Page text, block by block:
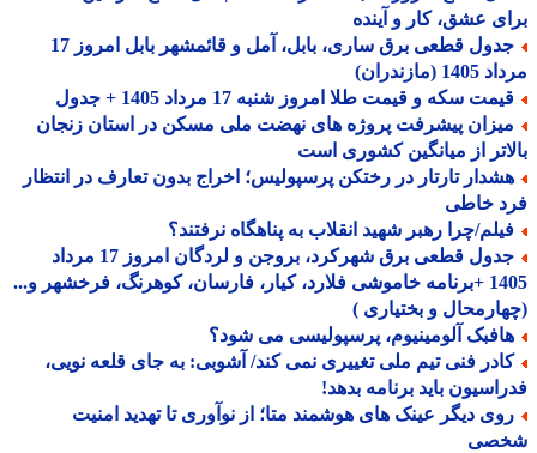
عشق، کار و آینده
جدول قطعی برق ساری، بابل، آمل و قائمشهر بابل امروز 17
(مازندران)
سکه و قیمت طلا امروز شنبه 17 مرداد 1405 + جدول
پیشرفت پروژه های نهضت ملی مسکن در استان زنجان
از میانگین کشوری است
تارتار در رختکن پرسپولیس؛ اخراج بدون تعارف در انتظار
خاطی
چرا رهبر شهید انقلاب به پناهگاه نرفتند؟
جدول قطعی برق شهرکرد، بروجن و لردگان امروز 17 مرداد
1405 +برنامه خاموشی فلارد، کیار، فارسان، کوهرنگ، فرخشهر و...
و بختیاری )
آلومینیوم، پرسپولیسی می شود؟
فنی تیم ملی تغییری نمی کند/ آشوبی: به جای قلعه نویی،
باید برنامه بدهد!
دیگر عینک های هوشمند متا؛ از نوآوری تا تهدید امنیت